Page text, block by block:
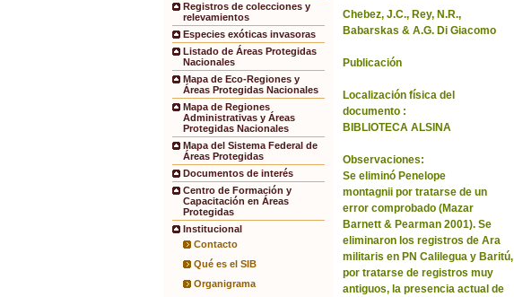
Registros de colecciones y
relevamientos
Especies exóticas invasoras
Listado de Áreas Protegidas
Nacionales
Mapa de Eco-Regiones y
Áreas Protegidas Nacionales
Mapa de Regiones
Administrativas y Áreas
Protegidas Nacionales
Mapa del Sistema Federal de
Áreas Protegidas
Documentos de interés
Centro de Formación y
Capacitación en Áreas
Protegidas
Institucional
Contacto
Qué es el SIB
Organigrama
Chebez, J.C., Rey, N.R.,
Babarskas & A.G. Di Giacomo
Publicación
Localización física del
documento :
BIBLIOTECA ALSINA
Observaciones:
Se eliminó Penelope
montagnii por tratarse de un
error comprobado (Mazar
Barnett & Pearman 2001). Se
eliminaron los registros de Ara
militaris en PN Calilegua y Baritú,
por tratarse de registros muy
antiguos, la presencia actual de